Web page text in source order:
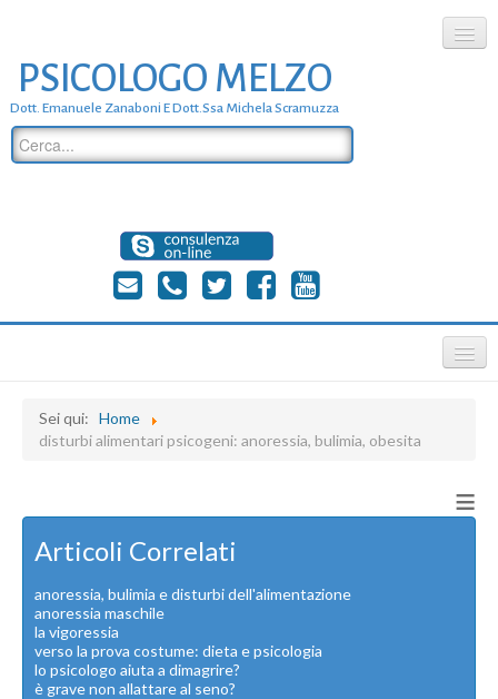
chi siamo
dove siamo
dott. Emanuele Zanaboni
dott.ssa michela scramuzza
PSICOLOGO MELZO
Dott. Emanuele Zanaboni E Dott.ssa Michela Scramuzza
Sei qui: Home
disturbi alimentari psicogeni: anoressia, bulimia, obesita
≡
Articoli Correlati
anoressia, bulimia e disturbi dell'alimentazione
anoressia maschile
la vigoressia
verso la prova costume: dieta e psicologia
lo psicologo aiuta a dimagrire?
è grave non allattare al seno?